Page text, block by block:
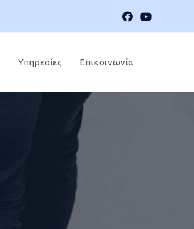
Υπηρεσίες Επικοινωνία